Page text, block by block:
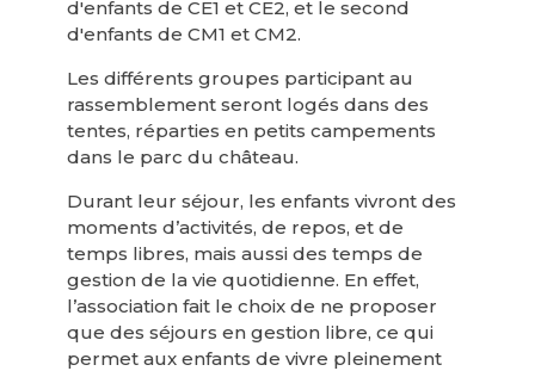
d'enfants de CE1 et CE2, et le second
d'enfants de CM1 et CM2.
Les différents groupes participant au
rassemblement seront logés dans des
tentes, réparties en petits campements
dans le parc du château.
Durant leur séjour, les enfants vivront des
moments d’activités, de repos, et de
temps libres, mais aussi des temps de
gestion de la vie quotidienne. En effet,
l’association fait le choix de ne proposer
que des séjours en gestion libre, ce qui
permet aux enfants de vivre pleinement